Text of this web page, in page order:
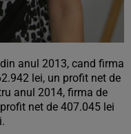
anul 2013, cand firma
lei, un profit net de
anul 2014, firma de
net de 407.045 lei